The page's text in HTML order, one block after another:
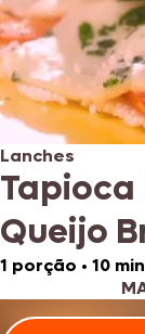
Lanches
Tapioca
Queijo
1 porção • 10